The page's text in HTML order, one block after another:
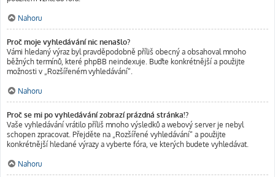
Nahoru
Proč moje vyhledávání nic nenašlo?
Vámi hledaný výraz byl pravděpodobně příliš obecný a obsahoval mnoho
běžných termínů, které phpBB neindexuje. Buďte konkrétnější a použijte
možnosti v „Rozšířeném vyhledávání“.
Nahoru
Proč se mi po vyhledávání zobrazí prázdná stránka!?
Vaše vyhledávání vrátilo příliš mnoho výsledků a webový server je nebyl
schopen zpracovat. Přejděte na „Rozšířené vyhledávání“ a použijte
konkrétnější hledané výrazy a vyberte fóra, ve kterých budete vyhledávat.
Nahoru